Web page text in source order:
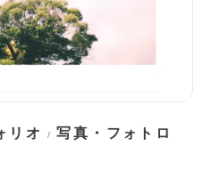
リオ /写真・フォトロ